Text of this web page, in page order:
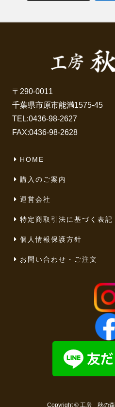
〒290-0011
千葉県市原市能満1575-45
TEL:0436-98-2627
FAX:0436-98-2628
HOME
購入のご案内
運営会社
特定商取引法に基づく表記
個人情報保護方針
お問い合わせ・ご注文
Copyright © 工房 秋の森